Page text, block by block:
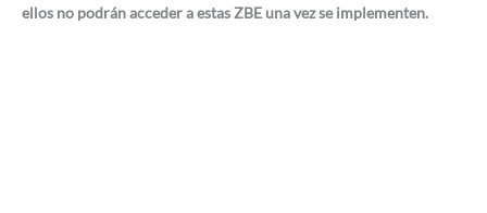
ellos no podrán acceder a estas ZBE una vez se implementen.